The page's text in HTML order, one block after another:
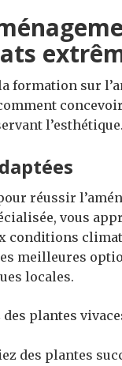
formation sur
réussir
vous
conditions
meilleures
locales.
plantes
des plantes